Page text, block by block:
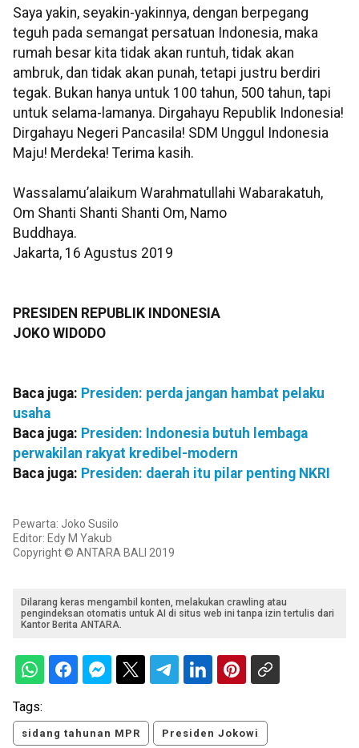
Saya yakin, seyakin-yakinnya, dengan berpegang
teguh pada semangat persatuan Indonesia, maka
rumah besar kita tidak akan runtuh, tidak akan
ambruk, dan tidak akan punah, tetapi justru berdiri
tegak. Bukan hanya untuk 100 tahun, 500 tahun, tapi
untuk selama-lamanya. Dirgahayu Republik Indonesia!
Dirgahayu Negeri Pancasila! SDM Unggul Indonesia
Maju! Merdeka! Terima kasih.
Wassalamu’alaikum Warahmatullahi Wabarakatuh,
Om Shanti Shanti Shanti Om, Namo
Buddhaya.
Jakarta, 16 Agustus 2019
PRESIDEN REPUBLIK INDONESIA
JOKO WIDODO
Baca juga: Presiden: perda jangan hambat pelaku
usaha
Baca juga: Presiden: Indonesia butuh lembaga
perwakilan rakyat kredibel-modern
Baca juga: Presiden: daerah itu pilar penting NKRI
Pewarta: Joko Susilo
Editor: Edy M Yakub
Copyright © ANTARA BALI 2019
Dilarang keras mengambil konten, melakukan crawling atau
pengindeksan otomatis untuk AI di situs web ini tanpa izin tertulis dari
Kantor Berita ANTARA.
Tags:
sidang tahunan MPR Presiden Jokowi